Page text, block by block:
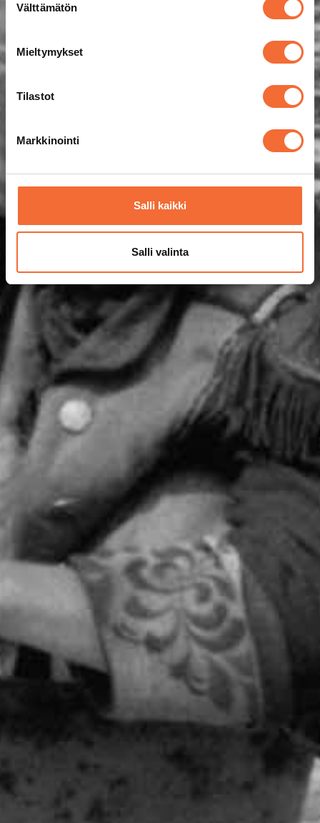
valinta
Välttämätön
Mieltymykset
Tilastot
Markkinointi
Salli kaikki
Salli valinta